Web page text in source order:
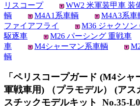
リスコープ
WW2 米軍装甲車 装
輌
M4A1系車輌 M4A3系車
ファイアフライ
M36 ジャクソン
駆逐車
M26 パーシング 重戦車
車
M4シャーマン系車輌
輌
「ペリスコープガード (M4シャ
軍戦車用) （プラモデル） (アス
スチックモデルキット No.35-